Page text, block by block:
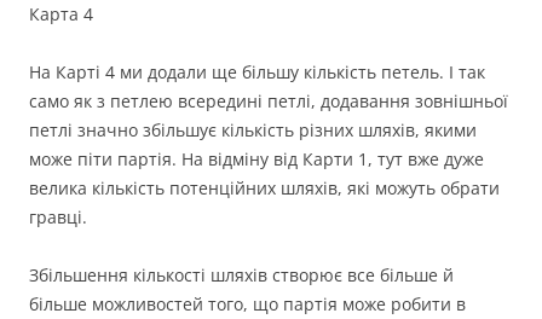
Карта 4
На Карті 4 ми додали ще більшу кількість петель. І так
само як з петлею всередині петлі, додавання зовнішньої
петлі значно збільшує кількість різних шляхів, якими
може піти партія. На відміну від Карти 1, тут вже дуже
велика кількість потенційних шляхів, які можуть обрати
гравці.
Збільшення кількості шляхів створює все більше й
більше можливостей того, що партія може робити в